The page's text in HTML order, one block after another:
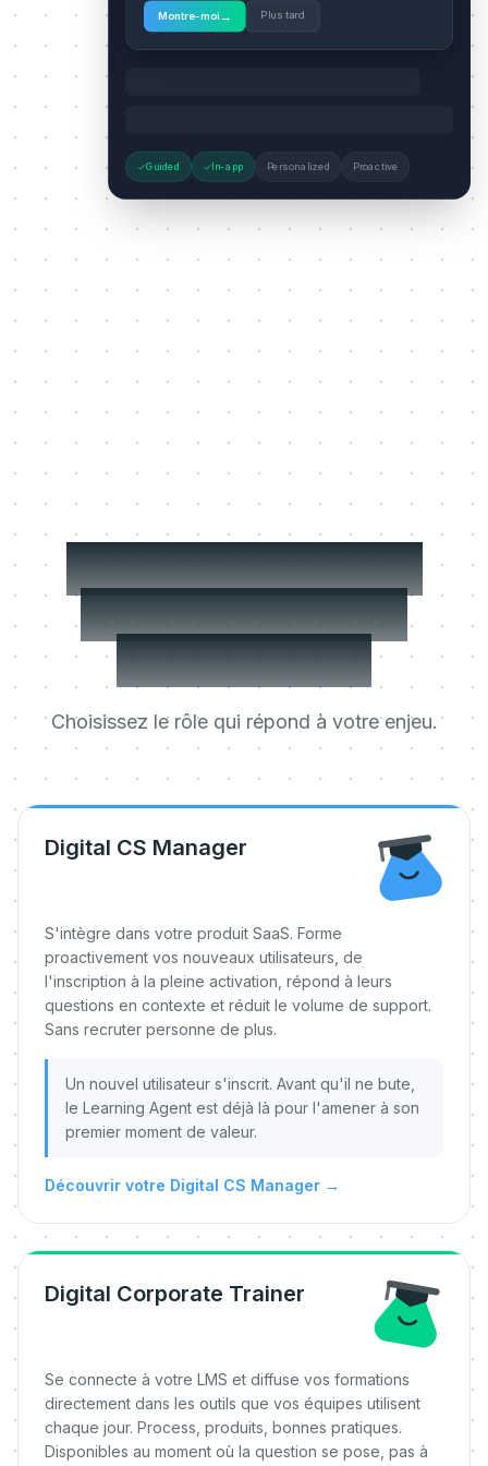
Montre-moi → Plus tard
Guided In-app Personalized Proactive
Trois choses qu'il
peut faire dès le
premier jour.
Choisissez le rôle qui répond à votre enjeu.
Digital CS Manager
S'intègre dans votre produit SaaS. Forme
proactivement vos nouveaux utilisateurs, de
l'inscription à la pleine activation, répond à leurs
questions en contexte et réduit le volume de support.
Sans recruter personne de plus.
Un nouvel utilisateur s'inscrit. Avant qu'il ne bute,
le Learning Agent est déjà là pour l'amener à son
premier moment de valeur.
Découvrir votre Digital CS Manager →
Digital Corporate Trainer
Se connecte à votre LMS et diffuse vos formations
directement dans les outils que vos équipes utilisent
chaque jour. Process, produits, bonnes pratiques.
Disponibles au moment où la question se pose, pas à